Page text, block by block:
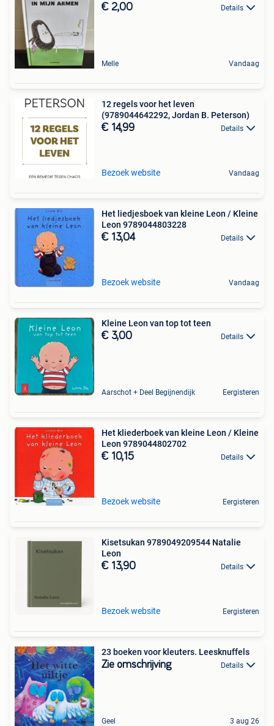
€ 2,00 Details
Melle Vandaag
12 regels voor het leven
(9789044642292, Jordan B. Peterson)
€ 14,99 Details
Bezoek website Vandaag
Het liedjesboek van kleine Leon / Kleine
Leon 9789044803228
€ 13,04 Details
Bezoek website Vandaag
Kleine Leon van top tot teen
€ 3,00 Details
Aarschot + Deel Begijnendijk Eergisteren
Het kliederboek van kleine Leon / Kleine
Leon 9789044802702
€ 10,15 Details
Bezoek website Eergisteren
Kisetsukan 9789049209544 Natalie
Leon
€ 13,90 Details
Bezoek website Eergisteren
23 boeken voor kleuters. Leesknuffels
Zie omschrijving Details
Geel 3 aug 26